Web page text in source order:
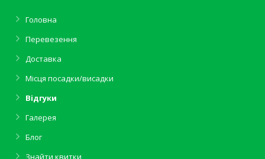
Головна
Перевезення
Доставка
Місця посадки/висадки
Відгуки
Галерея
Блог
Знайти квитки